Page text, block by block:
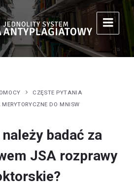
CZĘSTE PYTANIA
DO MNISW
badać za
JSA rozprawy